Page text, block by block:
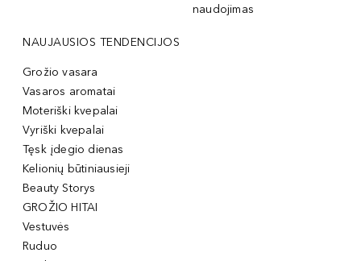
naudojimas
NAUJAUSIOS TENDENCIJOS
Grožio vasara
Vasaros aromatai
Moteriški kvepalai
Vyriški kvepalai
Tęsk įdegio dienas
Kelionių būtiniausieji
Beauty Storys
GROŽIO HITAI
Vestuvės
Ruduo